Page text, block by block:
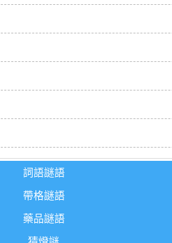
詞語謎語
帶格謎語
藥品謎語